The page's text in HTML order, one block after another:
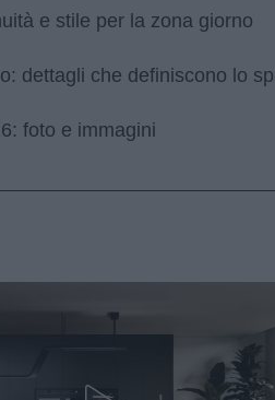
e stile per la zona giorno
dettagli che definiscono lo
foto e immagini